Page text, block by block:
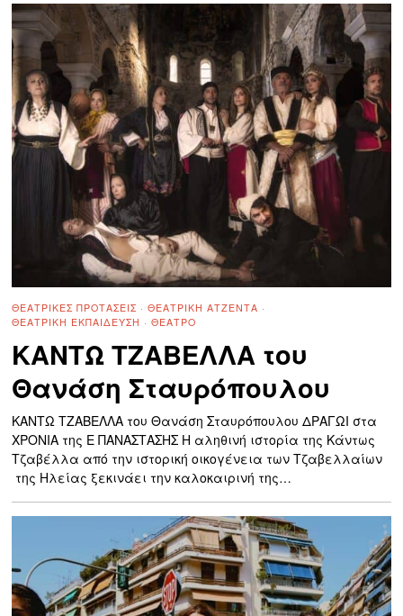
ΘΕΑΤΡΙΚΈΣ ΠΡΟΤΆΣΕΙΣ · ΘΕΑΤΡΙΚΉ ΑΤΖΈΝΤΑ ·
ΘΕΑΤΡΙΚΉ ΕΚΠΑΊΔΕΥΣΗ · ΘΈΑΤΡΟ
KANTΩ ΤΖΑΒΕΛΛΑ του
Θανάση Σταυρόπουλου
KANTΩ ΤΖΑΒΕΛΛΑ του Θανάση Σταυρόπουλου ΔΡΑΓΩΙ στα
ΧΡΟΝΙΑ της Ε ΠΑΝΑΣΤΑΣΗΣ Η αληθινή ιστορία της Κάντως
Τζαβέλλα από την ιστορική οικογένεια των Τζαβελλαίων
της Ηλείας ξεκινάει την καλοκαιρινή της…